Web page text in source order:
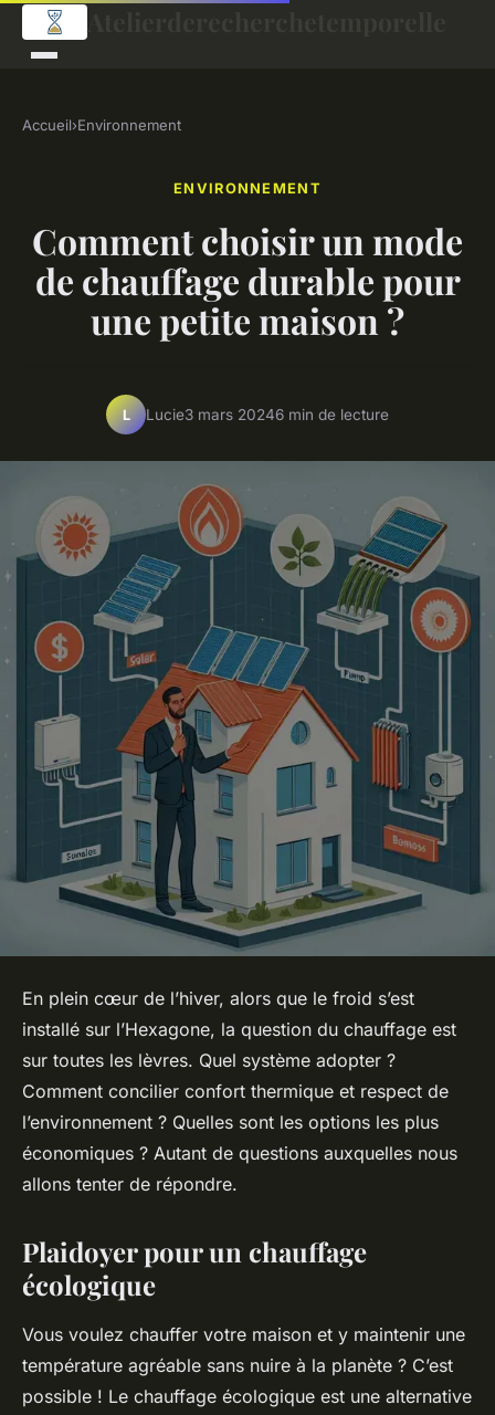
Accueil›Environnement
ENVIRONNEMENT
Comment choisir un mode
de chauffage durable pour
une petite maison ?
L Lucie3 mars 20246 min de lecture
En plein cœur de l’hiver, alors que le froid s’est
installé sur l’Hexagone, la question du chauffage est
sur toutes les lèvres. Quel système adopter ?
Comment concilier confort thermique et respect de
l’environnement ? Quelles sont les options les plus
économiques ? Autant de questions auxquelles nous
allons tenter de répondre.
Plaidoyer pour un chauffage
écologique
Vous voulez chauffer votre maison et y maintenir une
température agréable sans nuire à la planète ? C’est
possible ! Le chauffage écologique est une alternative